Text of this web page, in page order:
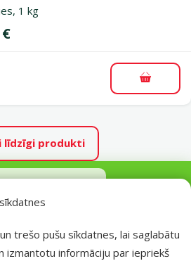
trešo pušu sīkdatnes, lai saglabātu
izmantotu informāciju par iepriekš
1 kg
līdzīgi produkti
- Versele Laga Orlux Eggfood dry for
Parametri
papagaiļem ( pundurpapagaiļiem ) -
1 kg - piemērota jaunu un